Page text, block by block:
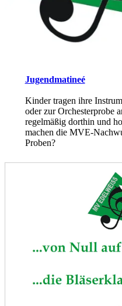
Jugendmatineé
Kinder tragen ihre
oder zur Orchesterprobe
regelmäßig dorthin und
machen die MVE-
Proben?